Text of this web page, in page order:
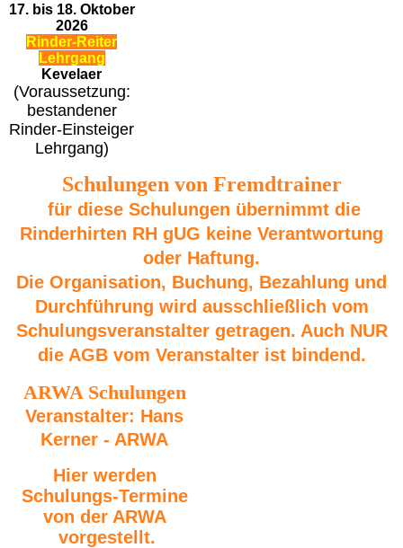
17. bis 18. Oktober
2026
Rinder-Reiter
Lehrgang
Kevelaer
(Voraussetzung:
bestandener
Rinder-Einsteiger
Lehrgang)
Schulungen von Fremdtrainer
für diese Schulungen übernimmt die
Rinderhirten RH gUG keine Verantwortung
oder Haftung.
Die Organisation, Buchung, Bezahlung und
Durchführung wird ausschließlich vom
Schulungsveranstalter getragen. Auch NUR
die AGB vom Veranstalter ist bindend.
ARWA Schulungen
Veranstalter: Hans
Kerner - ARWA
Hier werden
Schulungs-Termine
von der ARWA
vorgestellt.